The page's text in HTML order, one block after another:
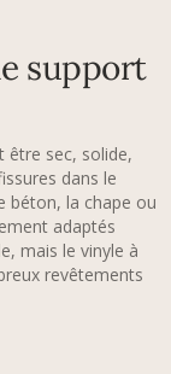
support
être sec, solide,
dans le
béton, la chape ou
adaptés
mais le vinyle à
revêtements